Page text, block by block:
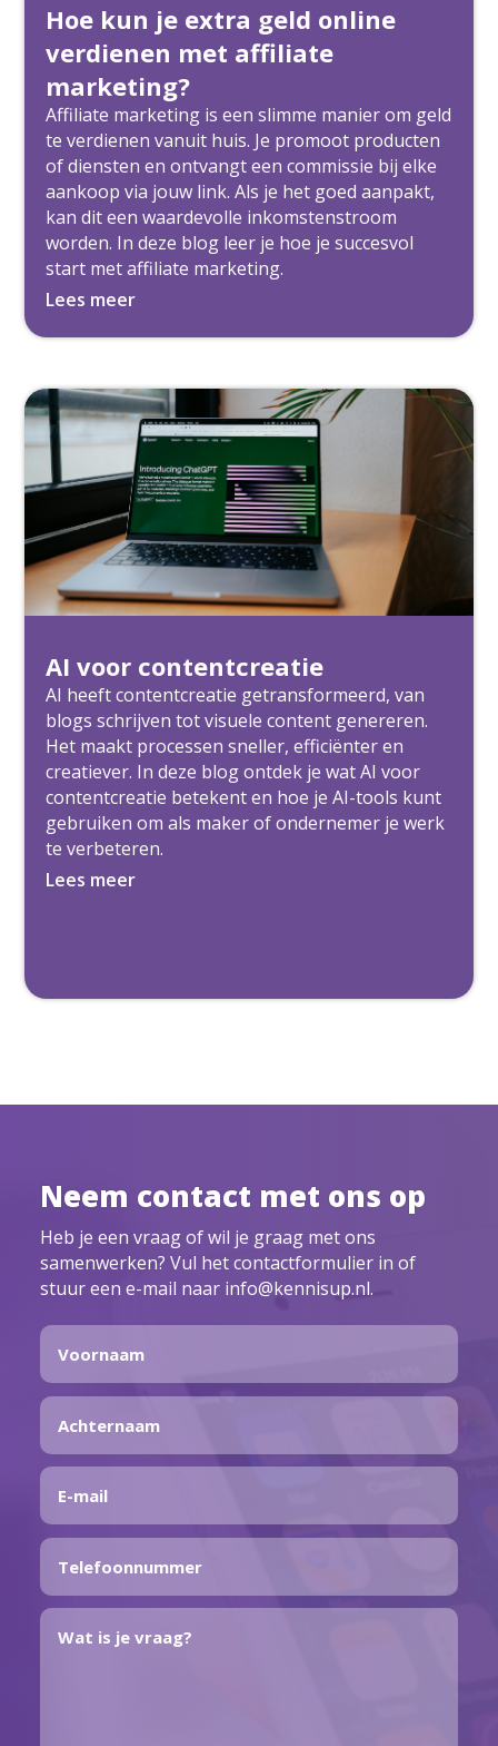
Hoe kun je extra geld online
verdienen met affiliate
marketing?
Affiliate marketing is een slimme manier om geld
te verdienen vanuit huis. Je promoot producten
of diensten en ontvangt een commissie bij elke
aankoop via jouw link. Als je het goed aanpakt,
kan dit een waardevolle inkomstenstroom
worden. In deze blog leer je hoe je succesvol
start met affiliate marketing.
Lees meer
AI voor contentcreatie
AI heeft contentcreatie getransformeerd, van
blogs schrijven tot visuele content genereren.
Het maakt processen sneller, efficiënter en
creatiever. In deze blog ontdek je wat AI voor
contentcreatie betekent en hoe je AI-tools kunt
gebruiken om als maker of ondernemer je werk
te verbeteren.
Lees meer
Neem contact met ons op
Heb je een vraag of wil je graag met ons
samenwerken? Vul het contactformulier in of
stuur een e-mail naar info@kennisup.nl.